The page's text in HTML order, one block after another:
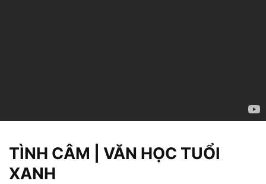
TÌNH CÂM | VĂN HỌC TUỔI
XANH